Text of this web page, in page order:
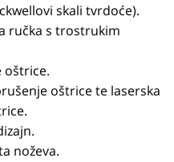
skali tvrdoće).
ručka s trostrukim
oštrice.
oštrice te laserska
noževa.